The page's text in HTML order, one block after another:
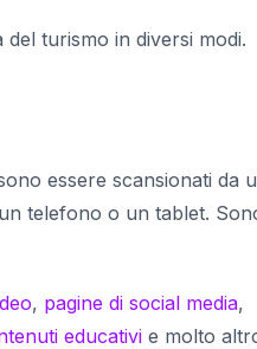
turismo in diversi modi.
essere scansionati da
telefono o un tablet.
, pagine di social media,
educativi e molto